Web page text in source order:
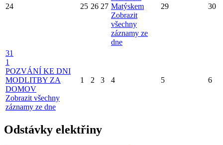
24 25 26 27 Matýskem
Zobrazit
všechny
záznamy ze
dne
29 30
31
1
POZVÁNÍ KE DNI
MODLITBY ZA
DOMOV
Zobrazit všechny
záznamy ze dne
1 2 3 4 5 6
Odstávky elektřiny